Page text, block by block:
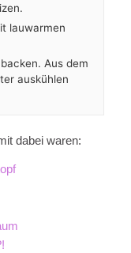
lauwarmen
Aus dem
auskühlen
dabei waren: